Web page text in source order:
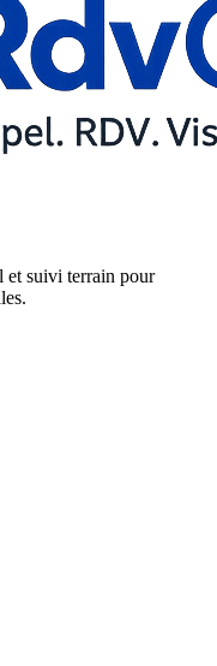
et suivi terrain pour